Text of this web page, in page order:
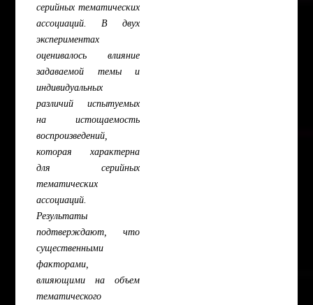
серийных тематических
ассоциаций. В двух
экспериментах
оценивалось влияние
задаваемой темы и
индивидуальных
различий испытуемых
на истощаемость
воспроизведений,
которая характерна
для серийных
тематических
ассоциаций.
Результаты
подтверждают, что
существенными
факторами,
влияющими на объем
тематического